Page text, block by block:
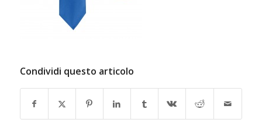
Condividi questo articolo